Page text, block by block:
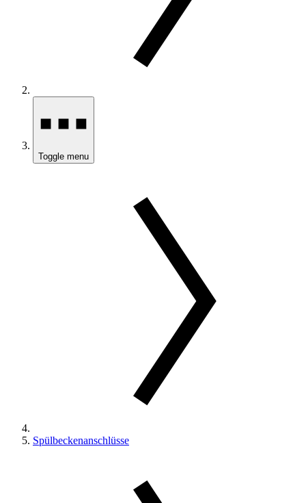
Toggle menu
Spülbeckenanschlüsse